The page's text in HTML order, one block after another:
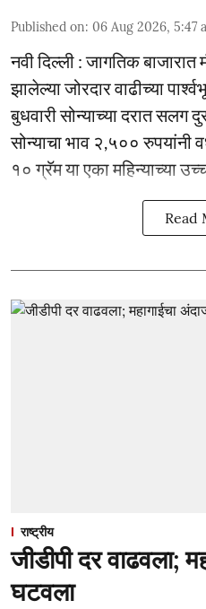
Published on: 06 Aug 2026, 5:47
नवी दिल्ली : जागतिक बाजारात
झालेल्या जोरदार वाढीच्या
बुधवारी सोन्याच्या दरात सलग
सोन्याचा भाव २,५००
१० ग्रॅम या एका महिन्याच्या
Read
राष्ट्रीय
जीडीपी दर वाढवला;
घटवला